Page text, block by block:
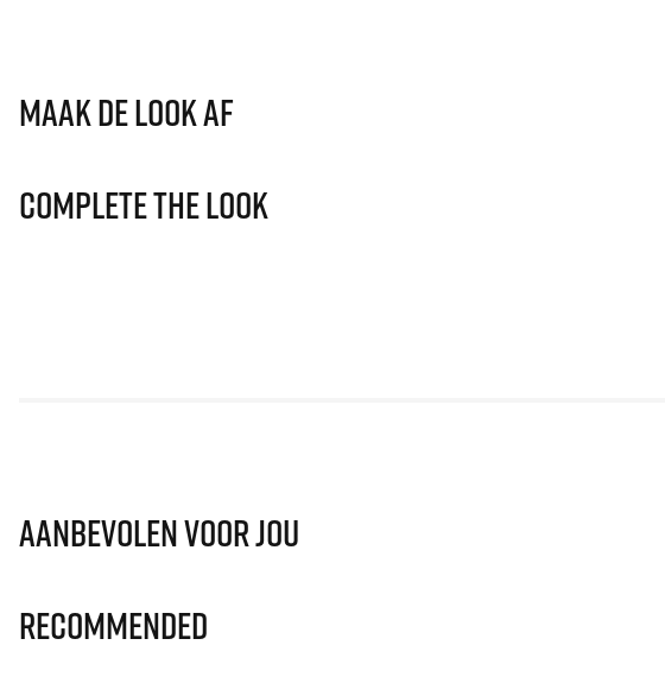
Maak de look af
Complete The Look
Aanbevolen voor jou
Recommended